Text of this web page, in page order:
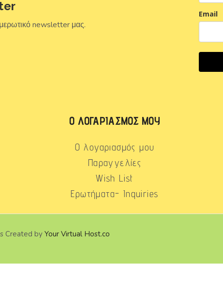
newsletter μας.
Email
Ο ΛΟΓΑΡΙΑΣΜΌΣ ΜΟΥ
Ο λογαριασμός μου
Παραγγελίες
Wish List
Ερωτήματα- Inquiries
Created byYour Virtual Host.co